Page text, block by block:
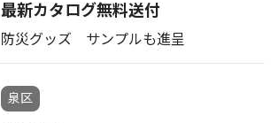
最新カタログ無料送付
防災グッズ サンプルも進呈
泉区